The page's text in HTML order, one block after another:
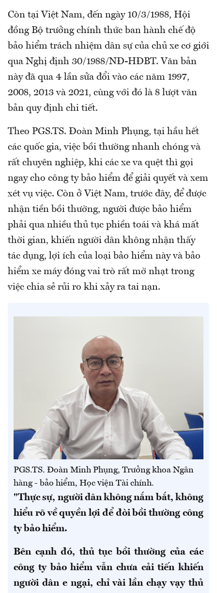
Còn tại Việt Nam, đến ngày 10/3/1988, Hội
đồng Bộ trưởng chính thức ban hành chế độ
bảo hiểm trách nhiệm dân sự của chủ xe cơ giới
qua Nghị định 30/1988/NĐ-HĐBT. Văn bản
này đã qua 4 lần sửa đổi vào các năm 1997,
2008, 2013 và 2021, cùng với đó là 8 lượt văn
bản quy định chi tiết.
Theo PGS.TS. Đoàn Minh Phụng, tại hầu hết
các quốc gia, việc bồi thường nhanh chóng và
rất chuyên nghiệp, khi các xe va quệt thì gọi
ngay cho công ty bảo hiểm để giải quyết và xem
xét vụ việc. Còn ở Việt Nam, trước đây, để được
nhận tiền bồi thường, người được bảo hiểm
phải qua nhiều thủ tục phiền toái và khá mất
thời gian, khiến người dân không nhận thấy
tác dụng, lợi ích của loại bảo hiểm này và bảo
hiểm xe máy đóng vai trò rất mờ nhạt trong
việc chia sẻ rủi ro khi xảy ra tai nạn.
PGS.TS. Đoàn Minh Phụng, Trưởng khoa Ngân
hàng - bảo hiểm, Học viện Tài chính.
"Thực sự, người dân không nắm bắt, không
hiểu rõ về quyền lợi để đòi bồi thường công
ty bảo hiểm.
Bên cạnh đó, thủ tục bồi thường của các
công ty bảo hiểm vẫn chưa cải tiến khiến
người dân e ngại, chỉ vài lần chạy vạy thủ